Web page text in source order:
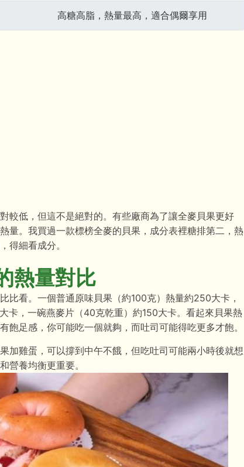
高糖高脂，熱量最高，適合偶爾享用
較低，但這不是絕對的。有些廠商為了讓全麥貝果更好
量。我買過一款標榜全麥的貝果，成分表裡糖排第二，熱
得細看成分。
熱量對比
比看。一個普通原味貝果（約100克）熱量約250大卡，
卡，一碗燕麥片（40克乾重）約150大卡。看起來貝果熱
飽足感，你可能吃一個就夠，而吐司可能得吃更多才飽。
加雞蛋，可以撐到中午不餓，但吃吐司可能兩小時後就想
營養均衡更重要。